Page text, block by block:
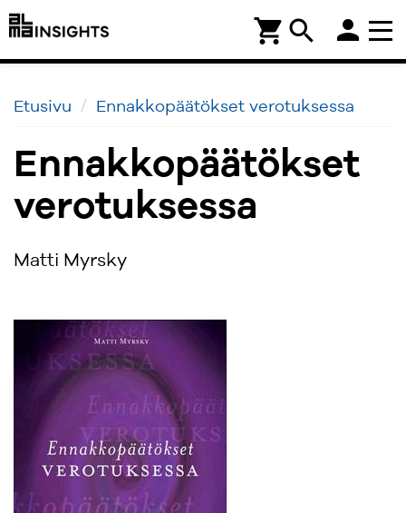
search
shopping_cart person
Etusivu Ennakkopäätökset verotuksessa
Ennakkopäätökset
verotuksessa
Matti Myrsky